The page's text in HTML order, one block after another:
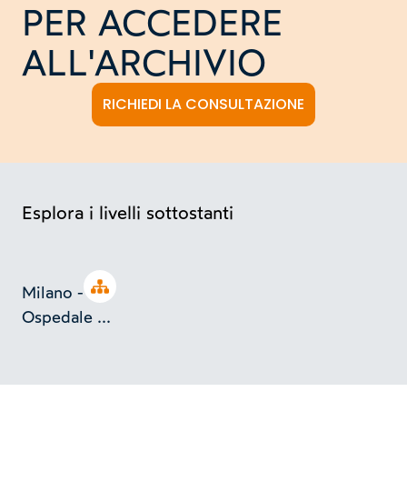
PER ACCEDERE
ALL'ARCHIVIO
RICHIEDI LA CONSULTAZIONE
Esplora i livelli sottostanti
Open tree
Milano -
Ospedale ...